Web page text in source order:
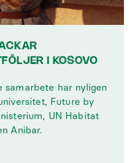
I KOSOVO
samarbete har nyligen
Future by
UN Habitat
Anibar.